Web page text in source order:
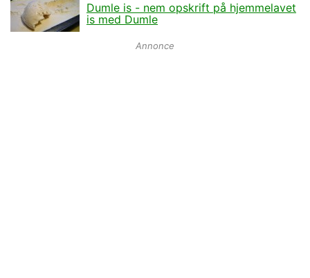
Dumle is - nem opskrift på hjemmelavet
is med Dumle
Annonce